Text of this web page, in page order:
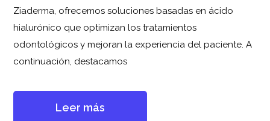
Ziaderma, ofrecemos soluciones basadas en ácido
hialurónico que optimizan los tratamientos
odontológicos y mejoran la experiencia del paciente. A
continuación, destacamos
Leer más